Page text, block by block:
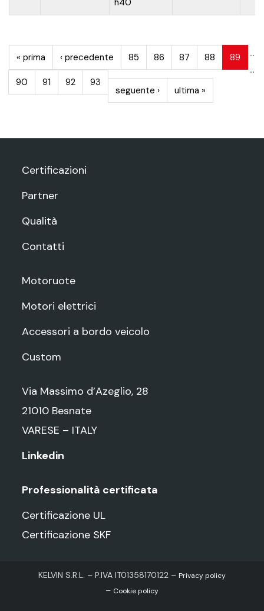
h40
PAGINE
« prima ‹ precedente …
85 86 87 88 89
90 91 92 93
…
seguente ›
ultima »
Certificazioni
Partner
Qualità
Contatti
Motoruote
Motori elettrici
Accessori a bordo veicolo
Custom
Via Massimo d’Azeglio, 28
21010 Besnate
VARESE – ITALY
Linkedin
Professionalità certificata
Certificazione UL
Certificazione SKF
KELVIN S.R.L. – P.IVA IT01358170122 – Privacy policy
– Cookie policy